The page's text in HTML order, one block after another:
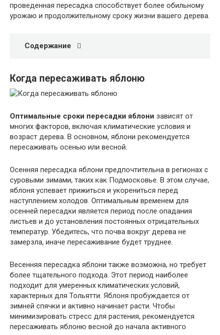
проведенная пересадка способствует более обильному
урожаю и продолжительному сроку жизни вашего дерева.
Содержание
Когда пересаживать яблоню
Оптимальные сроки пересадки яблони зависят от
многих факторов, включая климатические условия и
возраст дерева. В основном, яблони рекомендуется
пересаживать осенью или весной.
Осенняя пересадка яблони предпочтительна в регионах с
суровыми зимами, таких как Подмосковье. В этом случае,
яблоня успевает прижиться и укорениться перед
наступлением холодов. Оптимальным временем для
осенней пересадки является период после опадания
листьев и до установления постоянных отрицательных
температур. Убедитесь, что почва вокруг дерева не
замерзла, иначе пересаживание будет труднее.
Весенняя пересадка яблони также возможна, но требует
более тщательного подхода. Этот период наиболее
подходит для умеренных климатических условий,
характерных для Тольятти. Яблоня пробуждается от
зимней спячки и активно начинает расти. Чтобы
минимизировать стресс для растения, рекомендуется
пересаживать яблоню весной до начала активного